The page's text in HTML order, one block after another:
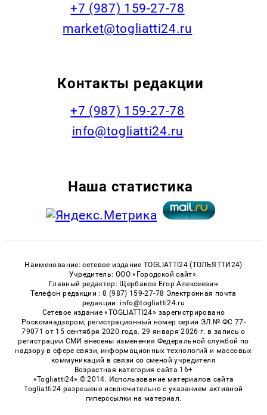
+7 (987) 159-27-78
market@togliatti24.ru
Контакты редакции
+7 (987) 159-27-78
info@togliatti24.ru
Наша статистика
Наименование: сетевое издание TOGLIATTI24 (ТОЛЬЯТТИ24)
Учредитель: ООО «Городской сайт».
Главный редактор: Щербаков Егор Алексеевич
Телефон редакции : 8 (987) 159-27-78 Электронная почта
редакции: info@togliatti24.ru
Сетевое издание «TOGLIATTI24» зарегистрировано
Роскомнадзором, регистрационный номер серии ЭЛ № ФС 77-
79071 от 15 сентября 2020 года. 29 января 2026 г. в запись о
регистрации СМИ внесены изменения Федеральной службой по
надзору в сфере связи, информационных технологий и массовых
коммуникаций в связи со сменой учредителя
Возрастная категория сайта 16+
«Togliatti24» © 2014. Использование материалов сайта
Togliatti24 разрешено исключительно с указанием активной
гиперссылки на материал.